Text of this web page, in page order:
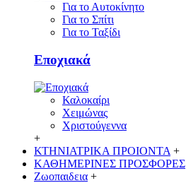
Για το Αυτοκίνητο
Για το Σπίτι
Για το Ταξίδι
Εποχιακά
Καλοκαίρι
Χειμώνας
Χριστούγεννα
+
ΚΤΗΝΙΑΤΡΙΚΑ ΠΡΟΙΟΝΤΑ +
ΚΑΘΗΜΕΡΙΝΕΣ ΠΡΟΣΦΟΡΕΣ
Ζωοπαιδεια +